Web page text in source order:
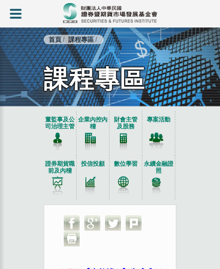
首頁 課程專區
課程專區
董監事及公
司治理主管
企業內控內
稽
財會主管
及股務
專案活動
證券期貨職
前及內稽
投信投顧 數位學習
永續金融證
照